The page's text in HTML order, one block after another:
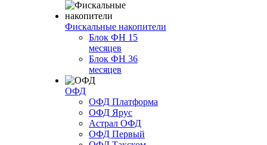
Фискальные накопители
Блок ФН 15
месяцев
Блок ФН 36
месяцев
ОФД
ОФД Платформа
ОФД Ярус
Астрал ОФД
ОФД Первый